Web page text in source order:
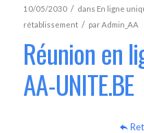
10/05/2030 / dans En ligne
rétablissement / parAdmin_AA
Réunion en
AA-UNITE.BE